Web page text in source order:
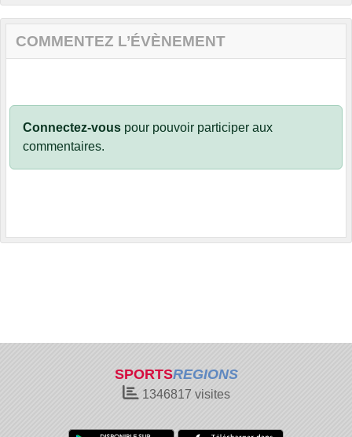
COMMENTEZ L’ÉVÈNEMENT
Connectez-vous pour pouvoir participer aux
commentaires.
SPORTSREGIONS
1346817 visites